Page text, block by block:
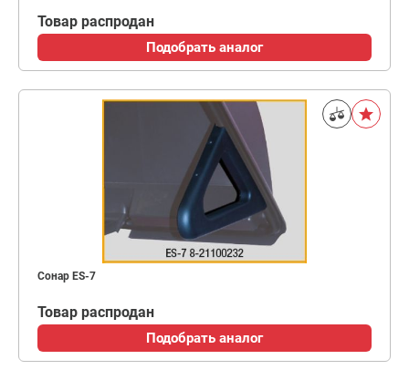
Товар распродан
Подобрать аналог
Сонар ES-7
Товар распродан
Подобрать аналог